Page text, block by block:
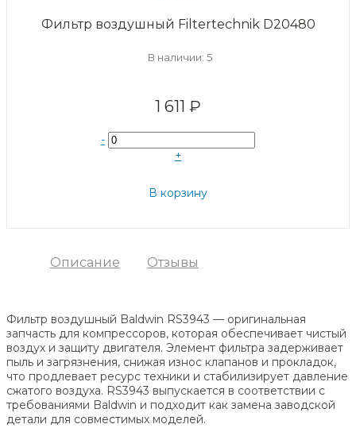
Фильтр воздушный Filtertechnik D20480
В наличии: 5
1 611 ₽
-
+
В корзину
Описание Отзывы
Фильтр воздушный Baldwin RS3943 — оригинальная
запчасть для компрессоров, которая обеспечивает чистый
воздух и защиту двигателя. Элемент фильтра задерживает
пыль и загрязнения, снижая износ клапанов и прокладок,
что продлевает ресурс техники и стабилизирует давление
сжатого воздуха. RS3943 выпускается в соответствии с
требованиями Baldwin и подходит как замена заводской
детали для совместимых моделей.